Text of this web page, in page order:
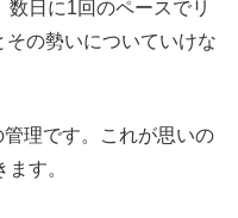
日に1回のペースでリ
の勢いについていけな
管理です。これが思いの
す。